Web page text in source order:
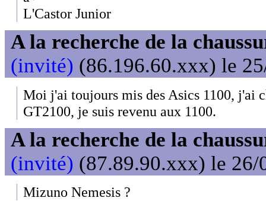
L'Castor Junior
A la recherche de la
(invité) (86.196.60.xxx) le
Moi j'ai toujours mis des Asics 1100, j'ai
GT2100, je suis revenu aux 1100.
A la recherche de la
(invité) (87.89.90.xxx) le 26/
Mizuno Nemesis ?